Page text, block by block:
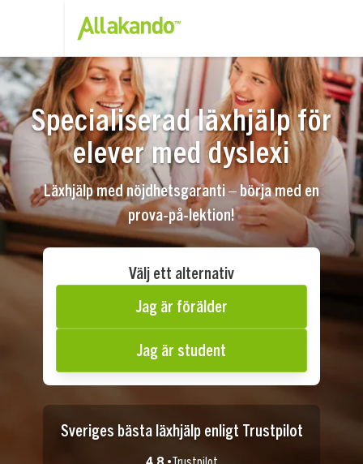
Specialiserad läxhjälp för
elever med dyslexi
Läxhjälp med nöjdhetsgaranti – börja med en
prova-på-lektion!
Välj ett alternativ
Jag är förälder
Jag är student
Sveriges bästa läxhjälp enligt Trustpilot